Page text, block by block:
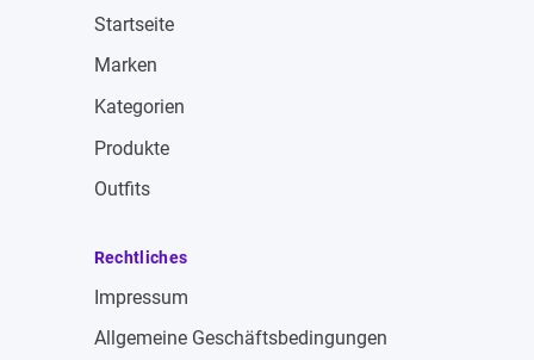
Startseite
Marken
Kategorien
Produkte
Outfits
Rechtliches
Impressum
Allgemeine Geschäftsbedingungen